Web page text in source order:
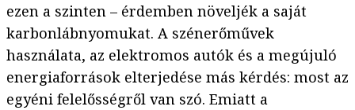
ezen a szinten – érdemben növeljék a saját
karbonlábnyomukat. A szénerőművek
használata, az elektromos autók és a megújuló
energiaforrások elterjedése más kérdés: most az
egyéni felelősségről van szó. Emiatt a